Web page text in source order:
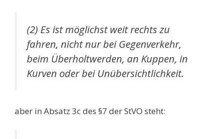
(2) Es ist möglichst weit rechts zu
fahren, nicht nur bei Gegenverkehr,
beim Überholtwerden, an Kuppen, in
Kurven oder bei Unübersichtlichkeit.
aber in Absatz 3c des §7 der StVO steht: